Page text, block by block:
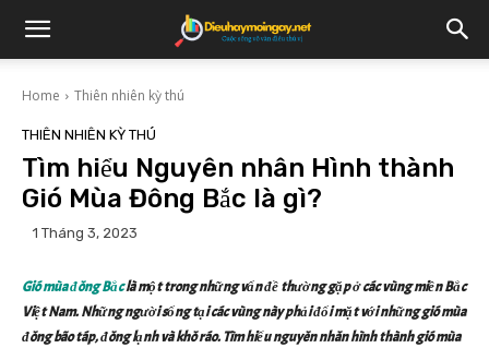
Home Thiên nhiên kỳ thú
THIÊN NHIÊN KỲ THÚ
Tìm hiểu Nguyên nhân Hình thành
Gió Mùa Đông Bắc là gì?
1 Tháng 3, 2023
Gió mùa đông Bắclà một trong những vấn đề thường gặp ở các vùng miền Bắc
Việt Nam. Những người sống tại các vùng này phải đối mặt với những gió mùa
đông bão táp, đông lạnh và khô ráo. Tìm hiểu nguyên nhân hình thành gió mùa